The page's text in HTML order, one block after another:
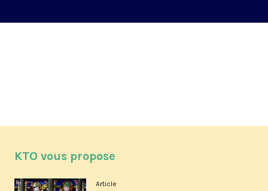
KTO vous propose
Article